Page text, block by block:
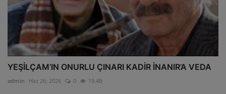
YEŞİLÇAM’IN ONURLU ÇINARI KADİR İNANIR’A VEDA
admin Haz 26, 2026 0 19.4B